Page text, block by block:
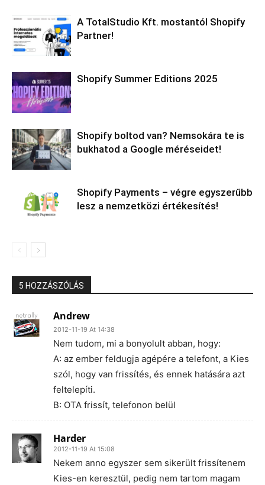
A TotalStudio Kft. mostantól Shopify
Partner!
Shopify Summer Editions 2025
Shopify boltod van? Nemsokára te is
bukhatod a Google méréseidet!
Shopify Payments – végre egyszerűbb
lesz a nemzetközi értékesítés!
5 HOZZÁSZÓLÁS
Andrew
2012-11-19 At 14:38
Nem tudom, mi a bonyolult abban, hogy:
A: az ember feldugja agépére a telefont, a Kies
szól, hogy van frissítés, és ennek hatására azt
feltelepíti.
B: OTA frissít, telefonon belül
Harder
2012-11-19 At 15:08
Nekem anno egyszer sem sikerült frissítenem
Kies-en keresztül, pedig nem tartom magam